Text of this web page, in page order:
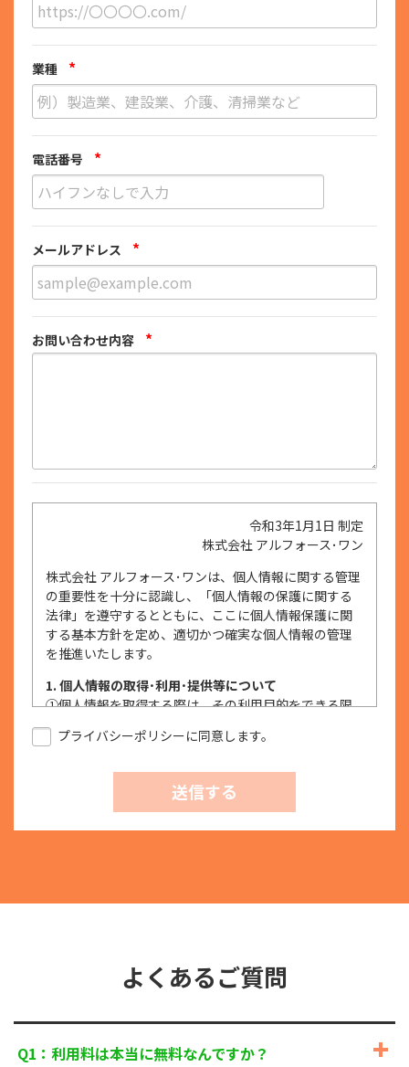
業種 *
電話番号 *
メールアドレス *
お問い合わせ内容 *
令和3年1月1日 制定
株式会社 アルフォース･ワン
株式会社 アルフォース･ワンは、個人情報に関する管理
の重要性を十分に認識し、「個人情報の保護に関する
法律」を遵守するとともに、ここに個人情報保護に関
する基本方針を定め、適切かつ確実な個人情報の管理
を推進いたします。
1. 個人情報の取得･利用･提供等について
①個人情報を取得する際は、その利用目的をできる限
て適法かつ公正な手段を用い、同意を得て取得しま
個人情報を利用する際は、本人に明示、通知、また
は公表した利用目的の範囲内に限定し、それに反す
2. 安全対策の実施について
構築し、個人情報への不正アクセス、個人情報の漏
洩、滅失または毀損等の的確な防止とセキュリティの
本人からの苦情および相談があった場合には、適切か
プライバシーポリシーに同意します。
送信する
よくあるご質問
Q1：利用料は本当に無料なんですか？